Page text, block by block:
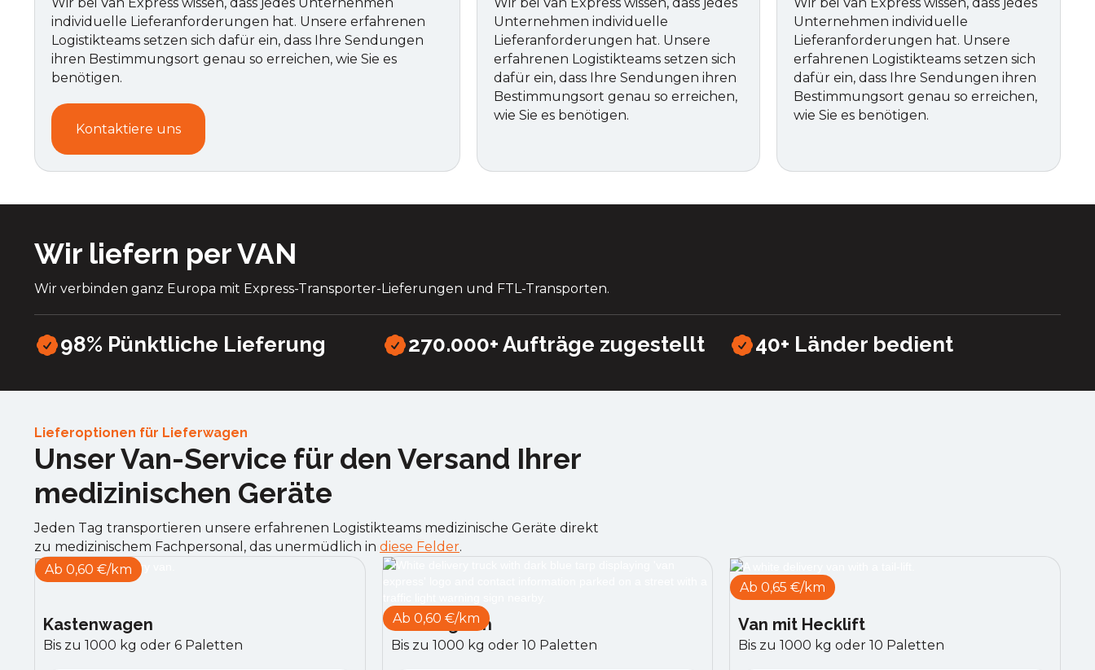
individuelle Lieferanforderungen hat. Unsere erfahrenen
Logistikteams setzen sich dafür ein, dass Ihre Sendungen
ihren Bestimmungsort genau so erreichen, wie Sie es
benötigen.
Kontaktiere uns
Unternehmen individuelle
Lieferanforderungen hat. Unsere
erfahrenen Logistikteams setzen sich
dafür ein, dass Ihre Sendungen ihren
Bestimmungsort genau so erreichen,
wie Sie es benötigen.
Unternehmen individuelle
Lieferanforderungen hat. Unsere
erfahrenen Logistikteams setzen sich
dafür ein, dass Ihre Sendungen ihren
Bestimmungsort genau so erreichen,
wie Sie es benötigen.
Wir liefern per VAN
Wir verbinden ganz Europa mit Express-Transporter-Lieferungen und FTL-Transporten.
98% Pünktliche Lieferung 270.000+ Aufträge zugestellt 40+ Länder bedient
Lieferoptionen für Lieferwagen
Unser Van-Service für den Versand Ihrer
medizinischen Geräte
Jeden Tag transportieren unsere erfahrenen Logistikteams medizinische Geräte direkt
zu medizinischem Fachpersonal, das unermüdlich in diese Felder.
Ab 0,60 €/km
Kastenwagen
Bis zu 1000 kg oder 6 Paletten
Ab 0,60 €/km
Vorhang Van
Bis zu 1000 kg oder 10 Paletten
Ab 0,65 €/km
Van mit Hecklift
Bis zu 1000 kg oder 10 Paletten